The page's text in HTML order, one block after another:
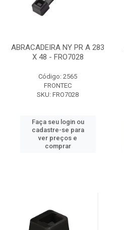
ABRACADEIRA NY PR A 283
X 48 - FRO7028
Código: 2565
FRONTEC
SKU: FRO7028
Faça seu login ou
cadastre-se para
ver preços e
comprar